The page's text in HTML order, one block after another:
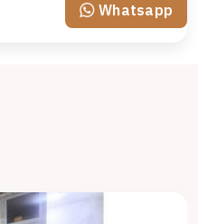
Whatsapp